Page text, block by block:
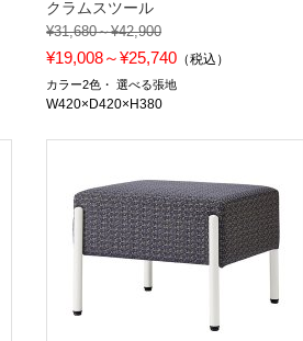
クラムスツール
¥31,680～¥42,900
¥19,008～¥25,740 （税込）
カラー2色 選べる張地
W420×D420×H380